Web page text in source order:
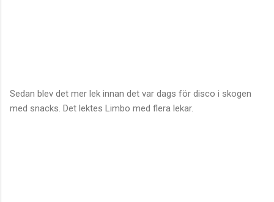
Sedan blev det mer lek innan det var dags för disco i skogen
med snacks. Det lektes Limbo med flera lekar.